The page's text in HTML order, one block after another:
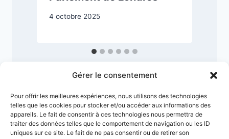
Gérer le consentement
Pour offrir les meilleures expériences, nous utilisons des technologies
telles que les cookies pour stocker et/ou accéder aux informations des
appareils. Le fait de consentir à ces technologies nous permettra de
traiter des données telles que le comportement de navigation ou les ID
uniques sur ce site. Le fait de ne pas consentir ou de retirer son
4 octobre 2025